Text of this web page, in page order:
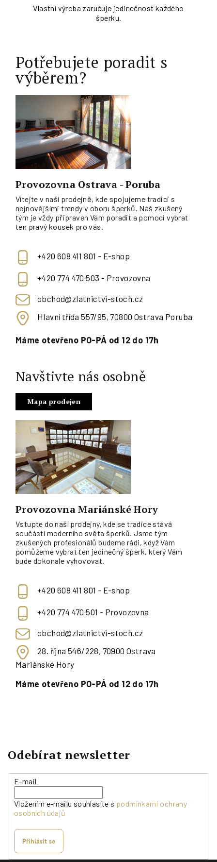
Vlastní výroba zaručuje jedinečnost každého
šperku.
Potřebujete poradit s
výběrem?
Provozovna Ostrava - Poruba
Vítejte v naší prodejně, kde spojujeme tradici s
nejnovějšími trendy v oboru šperků. Náš zkušený
tým je vždy připraven Vám poradit a pomoci vybrat
ten pravý kousek pro vás.
+420 608 411 801 - E-shop
+420 774 470 503 - Provozovna
obchod@zlatnictvi-stoch.cz
Hlavní třída 557/95, 70800 Ostrava Poruba
Máme otevřeno PO-PÁ od 12 do 17h
Navštivte nás osobně
Mapa prodejen
Provozovna Mariánské Hory
Vstupte do naší prodejny, kde se tradice stává
součástí moderního světa šperků. Jsme tým
zkušených profesionálů budeme rádi, když Vám
pomůžeme vybrat ten jedinečný šperk, který Vám
bude dokonale vyhovovat.
+420 608 411 801 - E-shop
+420 774 470 501 - Provozovna
obchod@zlatnictvi-stoch.cz
28. října 546/228, 70900 Ostrava
Mariánské Hory
Máme otevřeno PO-PÁ od 12 do 17h
Odebírat newsletter
E-mail
Vložením e-mailu souhlasíte s podmínkami ochrany
osobních údajů
Přihlásit se